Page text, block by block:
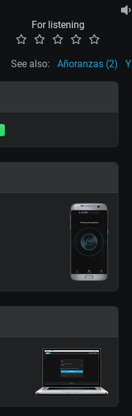
For listening
See also: Añoranzas (2)